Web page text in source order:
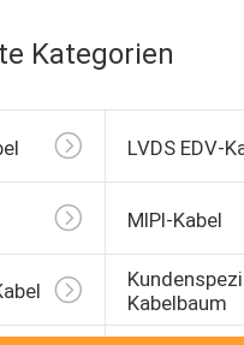
Kategorien
LVDS EDV-
MIPI-Kabel
Kabelbaum